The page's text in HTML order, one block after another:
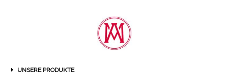
UNSERE PRODUKTE